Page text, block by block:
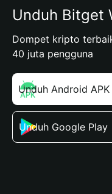
Unduh Bitget
Dompet kripto
40 juta pengguna
Unduh Android APK
Unduh Google Play